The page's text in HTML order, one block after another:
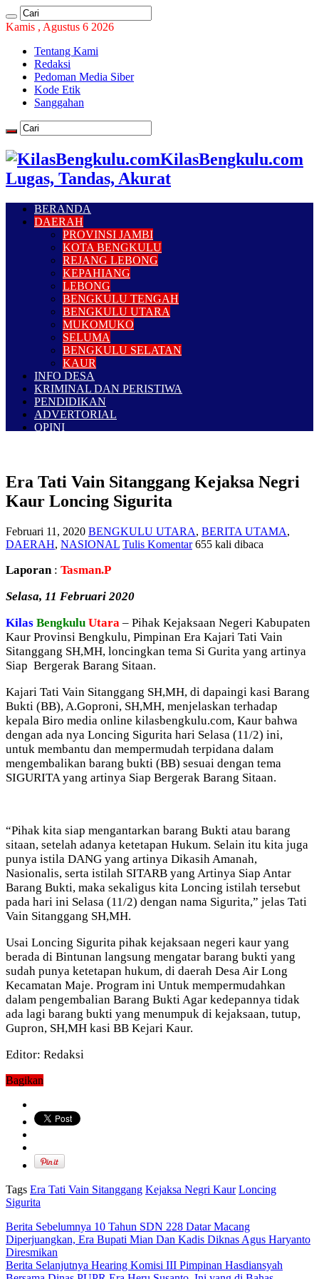
Kamis , Agustus 6 2026
Tentang Kami
Redaksi
Pedoman Media Siber
Kode Etik
Sanggahan
KilasBengkulu.com
Lugas, Tandas, Akurat
BERANDA
DAERAH
PROVINSI JAMBI
KOTA BENGKULU
REJANG LEBONG
KEPAHIANG
LEBONG
BENGKULU TENGAH
BENGKULU UTARA
MUKOMUKO
SELUMA
BENGKULU SELATAN
KAUR
INFO DESA
KRIMINAL DAN PERISTIWA
PENDIDIKAN
ADVERTORIAL
OPINI
Era Tati Vain Sitanggang Kejaksa Negri
Kaur Loncing Sigurita
Februari 11, 2020 BENGKULU UTARA, BERITA UTAMA,
DAERAH, NASIONAL Tulis Komentar 655 kali dibaca
Laporan : Tasman.P
Selasa, 11 Februari 2020
Kilas Bengkulu Utara – Pihak Kejaksaan Negeri Kabupaten
Kaur Provinsi Bengkulu, Pimpinan Era Kajari Tati Vain
Sitanggang SH,MH, loncingkan tema Si Gurita yang artinya
Siap Bergerak Barang Sitaan.
Kajari Tati Vain Sitanggang SH,MH, di dapaingi kasi Barang
Bukti (BB), A.Goproni, SH,MH, menjelaskan terhadap
kepala Biro media online kilasbengkulu.com, Kaur bahwa
dengan ada nya Loncing Sigurita hari Selasa (11/2) ini,
untuk membantu dan mempermudah terpidana dalam
mengembalikan barang bukti (BB) sesuai dengan tema
SIGURITA yang artinya Siap Bergerak Barang Sitaan.
“Pihak kita siap mengantarkan barang Bukti atau barang
sitaan, setelah adanya ketetapan Hukum. Selain itu kita juga
punya istila DANG yang artinya Dikasih Amanah,
Nasionalis, serta istilah SITARB yang Artinya Siap Antar
Barang Bukti, maka sekaligus kita Loncing istilah tersebut
pada hari ini Selasa (11/2) dengan nama Sigurita,” jelas Tati
Vain Sitanggang SH,MH.
Usai Loncing Sigurita pihak kejaksaan negeri kaur yang
berada di Bintunan langsung mengatar barang bukti yang
sudah punya ketetapan hukum, di daerah Desa Air Long
Kecamatan Maje. Program ini Untuk mempermudahkan
dalam pengembalian Barang Bukti Agar kedepannya tidak
ada lagi barang bukti yang menumpuk di kejaksaan, tutup,
Gupron, SH,MH kasi BB Kejari Kaur.
Editor: Redaksi
Bagikan
Tags Era Tati Vain Sitanggang Kejaksa Negri Kaur Loncing
Sigurita
Berita Sebelumnya 10 Tahun SDN 228 Datar Macang
Diperjuangkan, Era Bupati Mian Dan Kadis Diknas Agus Haryanto
Diresmikan
Berita Selanjutnya Hearing Komisi III Pimpinan Hasdiansyah